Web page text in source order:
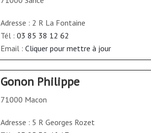
Adresse : 2 R La Fontaine
Tél : 03 85 38 12 62
Email : Cliquer pour mettre à jour
Gonon Philippe
71000 Macon
Adresse : 5 R Georges Rozet